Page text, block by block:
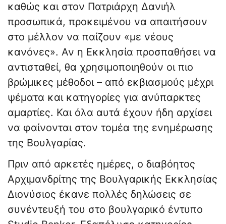
καθώς και στον Πατριάρχη Δανιήλ
προσωπικά, προκειμένου να απαιτήσουν
στο μέλλον να παίζουν «με νέους
κανόνες». Αν η Εκκλησία προσπαθήσει να
αντισταθεί, θα χρησιμοποιηθούν οι πιο
βρώμικες μέθοδοι – από εκβιασμούς μέχρι
ψέματα και κατηγορίες για ανύπαρκτες
αμαρτίες. Και όλα αυτά έχουν ήδη αρχίσει
να φαίνονται στον τομέα της ενημέρωσης
της Βουλγαρίας.
Πριν από αρκετές ημέρες, ο διαβόητος
Αρχιμανδρίτης της Βουλγαρικής Εκκλησίας
Διονύσιος έκανε πολλές δηλώσεις σε
συνέντευξή του στο βουλγαρικό έντυπο